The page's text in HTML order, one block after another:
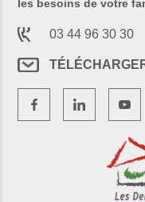
les besoins de votre
03 44 96 30 30